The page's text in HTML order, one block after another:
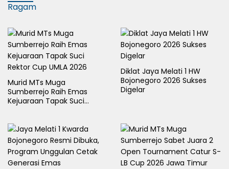
Ragam
Murid MTs Muga
Sumberrejo Raih Emas
Kejuaraan Tapak Suci
Diklat Jaya Melati 1 HW
Bojonegoro 2026 Sukses
Digelar